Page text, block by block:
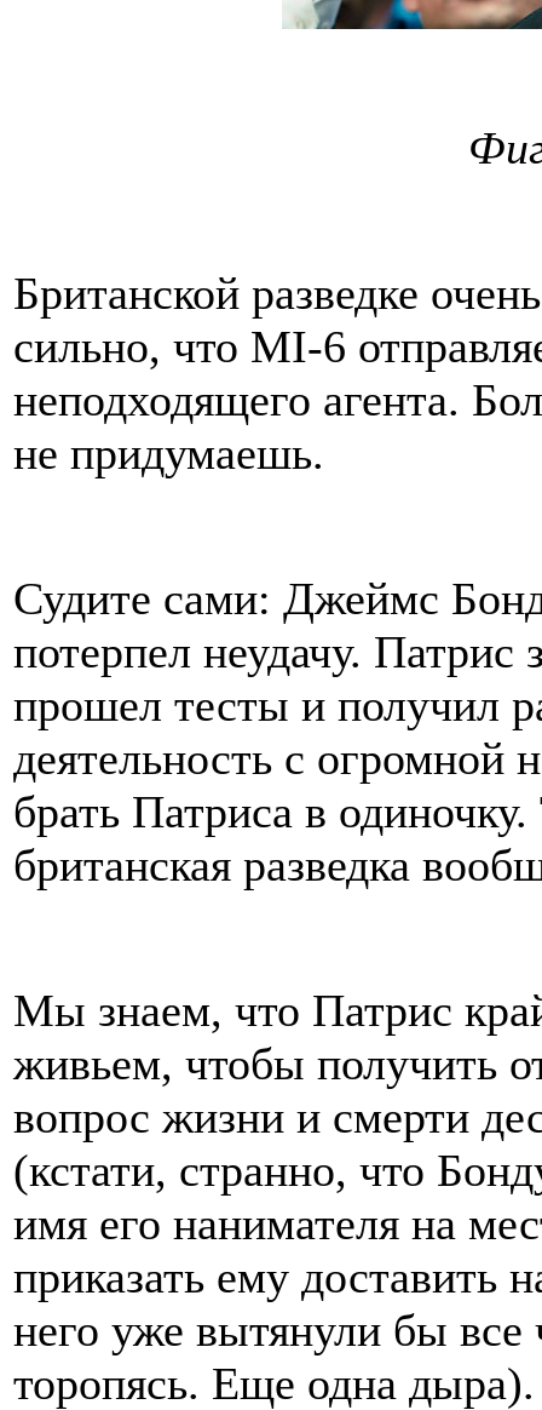
Британской разведке
сильно, что MI-6
неподходящего агента.
не придумаешь.
Судите сами: Джеймс
потерпел неудачу. Патрис
прошел тесты и получил
деятельность с огромной
брать Патриса в
британская разведка
Мы знаем, что Патрис
живьем, чтобы получить
вопрос жизни и смерти
(кстати, странно, что
имя его нанимателя на
приказать ему доставить
него уже вытянули бы все
торопясь. Еще одна дыра).